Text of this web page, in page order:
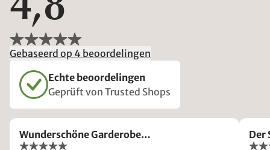
4,8
Gebaseerd op 4 beoordelingen
Echte beoordelingen
Geprüft von Trusted Shops
Wunderschöne Garderobe… Der